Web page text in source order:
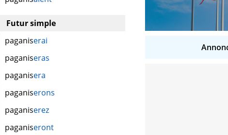
Futur simple
paganiserai
paganiseras
paganisera
paganiserons
paganiserez
paganiseront